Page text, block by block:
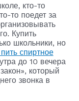
кто-то
то поедет за
Купить
школьники, но
спиртное
до 10 вечера
который
звонка в